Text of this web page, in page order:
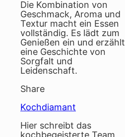
Die Kombination von
Geschmack, Aroma und
Textur macht ein Essen
vollständig. Es lädt zum
Genießen ein und erzählt
eine Geschichte von
Sorgfalt und
Leidenschaft.
Share
Kochdiamant
Hier schreibt das
kochbegeisterte Team